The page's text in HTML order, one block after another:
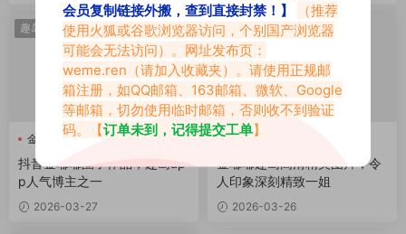
趣岛热点
金嘟嘟
抖音金嘟嘟圈子作品，趣岛ap
p人气博主之一
2026-03-27
趣岛热点
金嘟嘟
金嘟嘟趣岛高清精美图片，令
人印象深刻精致一姐
2026-03-26
会员复制链接外搬，查到直接封禁！】
（推荐
使用火狐或谷歌浏览器访问，个别国产浏览器
可能会无法访问）。网址发布页：
weme.ren （请加入收藏夹）。请使用正规邮
箱注册，如QQ邮箱、163邮箱、微软、Google
等邮箱，切勿使用临时邮箱，否则收不到验证
码。【订单未到，记得提交工单】